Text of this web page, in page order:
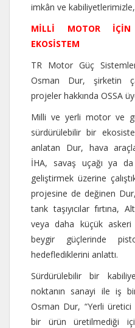
imkân ve kabiliyetlerimizle,
MİLLİ MOTOR İÇİN
EKOSİSTEM
TR Motor Güç
Osman Dur, şirketin
projeler hakkında OSSA
Milli ve yerli motor ve
sürdürülebilir bir
anlatan Dur, hava
İHA, savaş uçağı ya
geliştirmek üzerine
projesine de değinen
tank taşıyıcılar fırtına,
veya daha küçük
beygir güçlerinde
hedeflediklerini anlattı.
Sürdürülebilir bir
noktanın sanayi ile iş
Osman Dur, “Yerli üretici
bir ürün üretilmediği